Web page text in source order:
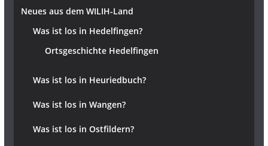
Neues aus dem WILIH-Land
Was ist los in Hedelfingen?
Ortsgeschichte Hedelfingen
Was ist los in Heuriedbuch?
Was ist los in Wangen?
Was ist los in Ostfildern?